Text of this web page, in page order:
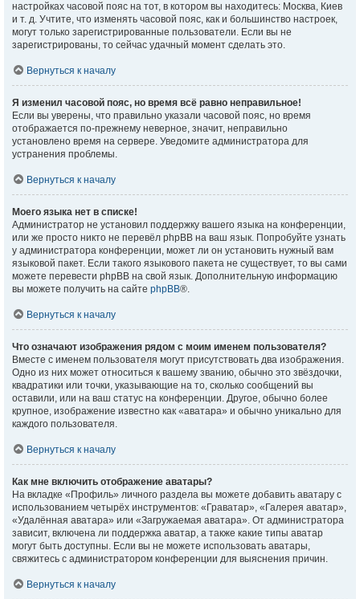
настройках часовой пояс на тот, в котором вы находитесь: Москва, Киев
и т. д. Учтите, что изменять часовой пояс, как и большинство настроек,
могут только зарегистрированные пользователи. Если вы не
зарегистрированы, то сейчас удачный момент сделать это.
Вернуться к началу
Я изменил часовой пояс, но время всё равно неправильное!
Если вы уверены, что правильно указали часовой пояс, но время
отображается по-прежнему неверное, значит, неправильно
установлено время на сервере. Уведомите администратора для
устранения проблемы.
Вернуться к началу
Моего языка нет в списке!
Администратор не установил поддержку вашего языка на конференции,
или же просто никто не перевёл phpBB на ваш язык. Попробуйте узнать
у администратора конференции, может ли он установить нужный вам
языковой пакет. Если такого языкового пакета не существует, то вы сами
можете перевести phpBB на свой язык. Дополнительную информацию
вы можете получить на сайте phpBB®.
Вернуться к началу
Что означают изображения рядом с моим именем пользователя?
Вместе с именем пользователя могут присутствовать два изображения.
Одно из них может относиться к вашему званию, обычно это звёздочки,
квадратики или точки, указывающие на то, сколько сообщений вы
оставили, или на ваш статус на конференции. Другое, обычно более
крупное, изображение известно как «аватара» и обычно уникально для
каждого пользователя.
Вернуться к началу
Как мне включить отображение аватары?
На вкладке «Профиль» личного раздела вы можете добавить аватару с
использованием четырёх инструментов: «Граватар», «Галерея аватар»,
«Удалённая аватара» или «Загружаемая аватара». От администратора
зависит, включена ли поддержка аватар, а также какие типы аватар
могут быть доступны. Если вы не можете использовать аватары,
свяжитесь с администратором конференции для выяснения причин.
Вернуться к началу